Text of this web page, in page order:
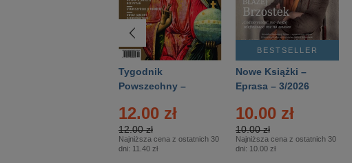
Tygodnik
Powszechny –
12.00 zł
12.00 zł
Najniższa cena z ostatnich 30
dni: 11.40 zł
BESTSELLER
Nowe Książki –
Eprasa – 3/2026
10.00 zł
10.00 zł
Najniższa cena z ostatnich 30
dni: 10.00 zł